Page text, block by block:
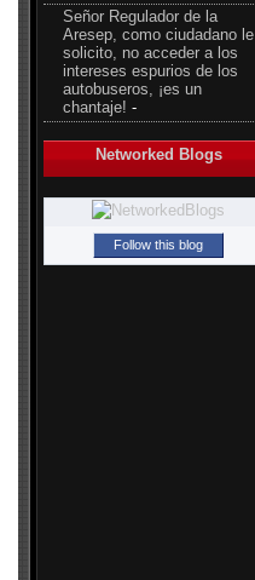
Señor Regulador de la
Aresep, como ciudadano le
solicito, no acceder a los
intereses espurios de los
autobuseros, ¡es un
chantaje! -
Networked Blogs
Follow this blog